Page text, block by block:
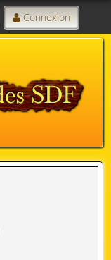
Connexion